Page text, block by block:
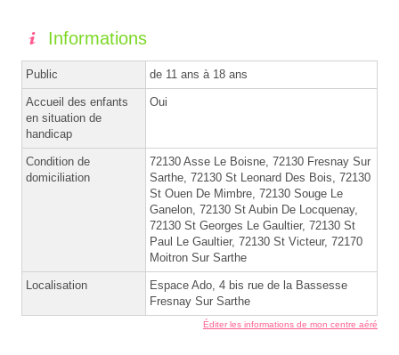
Informations
Public de 11 ans à 18 ans
Accueil des enfants
en situation de
handicap
Oui
Condition de
domiciliation
72130 Asse Le Boisne, 72130 Fresnay Sur
Sarthe, 72130 St Leonard Des Bois, 72130
St Ouen De Mimbre, 72130 Souge Le
Ganelon, 72130 St Aubin De Locquenay,
72130 St Georges Le Gaultier, 72130 St
Paul Le Gaultier, 72130 St Victeur, 72170
Moitron Sur Sarthe
Localisation
Espace Ado, 4 bis rue de la Bassesse
Fresnay Sur Sarthe
Éditer les informations de mon centre aéré